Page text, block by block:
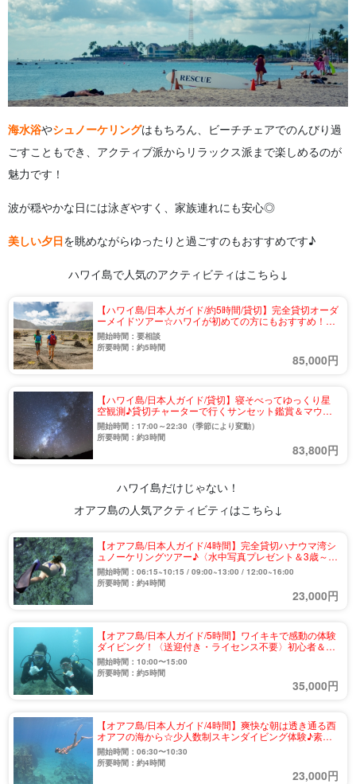
海水浴やシュノーケリングはもちろん、ビーチチェアでのんびり過
ごすこともでき、アクティブ派からリラックス派まで楽しめるのが
魅力です！
波が穏やかな日には泳ぎやすく、家族連れにも安心◎
美しい夕日を眺めながらゆったりと過ごすのもおすすめです♪
ハワイ島で人気のアクティビティはこちら↓
【ハワイ島/日本人ガイド/約5時間/貸切】完全貸切オーダ
ーメイドツアー☆ハワイが初めての方にもおすすめ！
《空港へのお迎えもOK》（No.23）
開始時間：要相談
所要時間：約5時間
85,000円
【ハワイ島/日本人ガイド/貸切】寝そべってゆっくり星
空観測♪貸切チャーターで行くサンセット鑑賞＆マウナ
ケア山麓星空観測ツアー（No.22）
開始時間：17:00～22:30（季節により変動）
所要時間：約3時間
83,800円
ハワイ島だけじゃない！
オアフ島の人気アクティビティはこちら↓
【オアフ島/日本人ガイド/4時間】完全貸切ハナウマ湾シ
ュノーケリングツアー♪〈水中写真プレゼント＆3歳～参
加OK〉小さなお子様も安心デビュー（No.29）
開始時間：06:15~10:15 / 09:00~13:00 / 12:00~16:00
所要時間：約4時間
23,000円
【オアフ島/日本人ガイド/5時間】ワイキキで感動の体験
ダイビング！〈送迎付き・ライセンス不要〉初心者＆お
子さまにもおすすめ（No.36）
開始時間：10:00〜15:00
所要時間：約5時間
35,000円
【オアフ島/日本人ガイド/4時間】爽快な朝は透き通る西
オアフの海から☆少人数制スキンダイビング体験♪素潜
りで自由に泳ごう〈送迎付き・水中写真プレゼント〉
（No.33）
開始時間：06:30〜10:30
所要時間：約4時間
23,000円